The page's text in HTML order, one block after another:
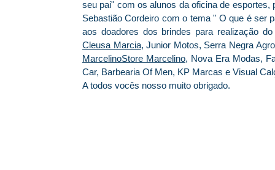
seu pai" com os alunos da oficina de
Sebastião Cordeiro com o tema " O que é ser
aos doadores dos brindes para realização
Cleusa Marcia, Junior Motos, Serra Negra
MarcelinoStore Marcelino, Nova Era Modas,
Car, Barbearia Of Men, KP Marcas e Visual
A todos vocês nosso muito obrigado.